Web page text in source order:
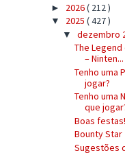
► 2026( 212 )
▼ 2025 ( 427 )
▼ dezembro
The
– Ninten...
Tenho uma
jogar?
Tenho uma
que
Boas festas!
Bounty Star
Sugestões